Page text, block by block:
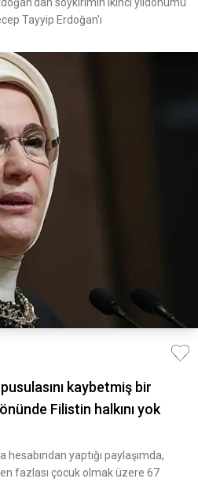
Tayyip Erdoğan'ı
kaybetmiş bir
Filistin halkını yok
yaptığı paylaşımda,
fazlası çocuk olmak üzere 67